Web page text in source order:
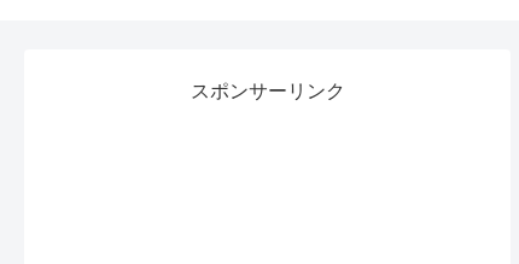
スポンサーリンク